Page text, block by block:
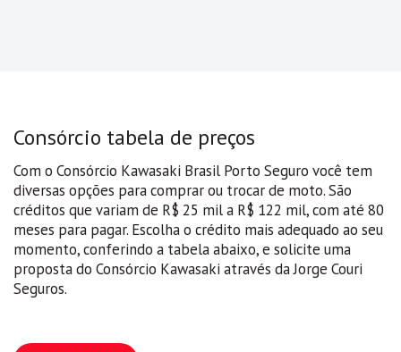
Consórcio tabela de preços
Com o Consórcio Kawasaki Brasil Porto Seguro você tem
diversas opções para comprar ou trocar de moto. São
créditos que variam de R$ 25 mil a R$ 122 mil, com até 80
meses para pagar. Escolha o crédito mais adequado ao seu
momento, conferindo a tabela abaixo, e solicite uma
proposta do Consórcio Kawasaki através da Jorge Couri
Seguros.